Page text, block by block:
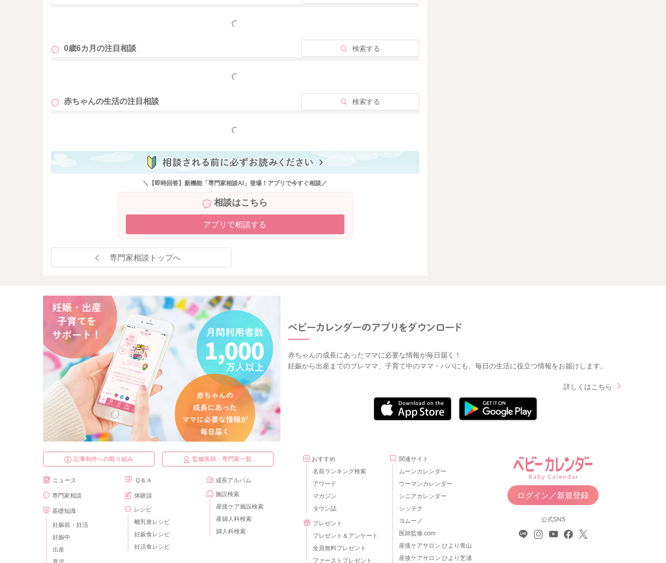
もっと見る
0歳6カ月の注目相談 検索する
もっと見る
赤ちゃんの生活の注目相談 検索する
もっと見る
＼【即時回答】新機能「専門家相談AI」登場！アプリで今すぐ相談／
相談はこちら
アプリで相談する
専門家相談トップへ
赤ちゃんの成長にあったママに必要な情報が毎日届く！
妊娠から出産までのプレママ、子育て中のママ・パパにも、毎日の生活に役立つ情報をお届けします。
詳しくはこちら
記事制作への取り組み 監修医師・専門家一覧
ニュース
専門家相談
基礎知識
妊娠前・妊活
妊娠中
出産
Ｑ＆Ａ
体験談
レシピ
離乳食レシピ
妊娠食レシピ
妊活食レシピ
成長アルバム
施設検索
産後ケア施設検索
産婦人科検索
婦人科検索
おすすめ
名前ランキング検索
アワード
マガジン
タウン誌
プレゼント
プレゼント＆アンケート
全員無料プレゼント
ファーストプレゼント
関連サイト
ムーンカレンダー
ウーマンカレンダー
シニアカレンダー
シッテク
ヨムーノ
医師監修.com
産後ケアサロン ひより青山
産後ケアサロン ひより芝浦
ログイン／新規登録
公式SNS